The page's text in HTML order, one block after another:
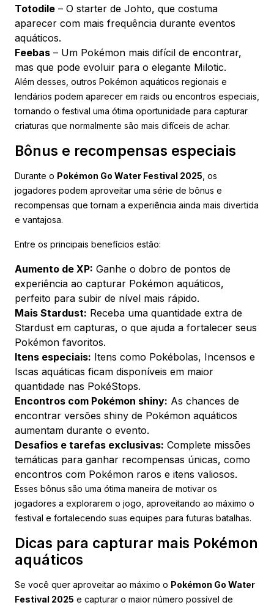
Totodile – O starter de Johto, que costuma
aparecer com mais frequência durante eventos
aquáticos.
Feebas – Um Pokémon mais difícil de encontrar,
mas que pode evoluir para o elegante Milotic.
Além desses, outros Pokémon aquáticos regionais e
lendários podem aparecer em raids ou encontros especiais,
tornando o festival uma ótima oportunidade para capturar
criaturas que normalmente são mais difíceis de achar.
Bônus e recompensas especiais
Durante o Pokémon Go Water Festival 2025 , os
jogadores podem aproveitar uma série de bônus e
recompensas que tornam a experiência ainda mais divertida
e vantajosa.
Entre os principais benefícios estão:
Aumento de XP: Ganhe o dobro de pontos de
experiência ao capturar Pokémon aquáticos,
perfeito para subir de nível mais rápido.
Mais Stardust: Receba uma quantidade extra de
Stardust em capturas, o que ajuda a fortalecer seus
Pokémon favoritos.
Itens especiais: Itens como Pokébolas, Incensos e
Iscas aquáticas ficam disponíveis em maior
quantidade nas PokéStops.
Encontros com Pokémon shiny: As chances de
encontrar versões shiny de Pokémon aquáticos
aumentam durante o evento.
Desafios e tarefas exclusivas: Complete missões
temáticas para ganhar recompensas únicas, como
encontros com Pokémon raros e itens valiosos.
Esses bônus são uma ótima maneira de motivar os
jogadores a explorarem o jogo, aproveitando ao máximo o
festival e fortalecendo suas equipes para futuras batalhas.
Dicas para capturar mais Pokémon
aquáticos
Se você quer aproveitar ao máximo o Pokémon Go Water
Festival 2025 e capturar o maior número possível de